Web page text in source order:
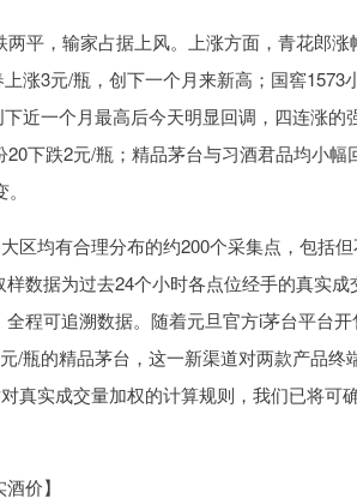
，输家占据上风。上涨方面，青花郎涨
涨3元/瓶，创下一个月来新高；国窖
近一个月最高后今天明显回调，四连涨
下跌2元/瓶；精品茅台与习酒君品均小
均有合理分布的约200个采集点，包括
数据为过去24个小时各点位经手的真实
程可追溯数据。随着元旦官方i茅台平台
/瓶的精品茅台，这一新渠道对两款产品终
真实成交量加权的计算规则，我们已将可
价】